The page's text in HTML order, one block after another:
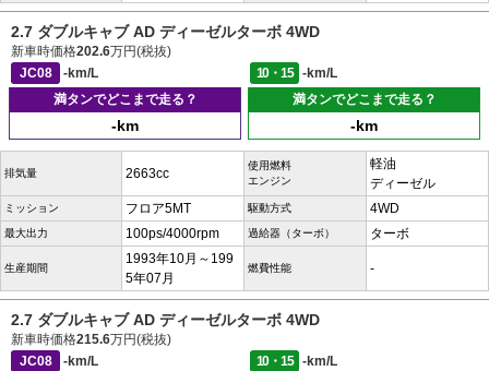
2.7 ダブルキャブ AD ディーゼルターボ 4WD
新車時価格202.6万円(税抜)
JC08
-km/L 10・15
-km/L
満タンでどこまで走る？
-km
満タンでどこまで走る？
-km
排気量 2663cc
使用燃料
エンジン
軽油
ディーゼル
ミッション フロア5MT 駆動方式 4WD
最大出力 100ps/4000rpm 過給器（ターボ） ターボ
生産期間
1993年10月～199
5年07月
燃費性能 -
2.7 ダブルキャブ AD ディーゼルターボ 4WD
新車時価格215.6万円(税抜)
JC08
-km/L 10・15
-km/L